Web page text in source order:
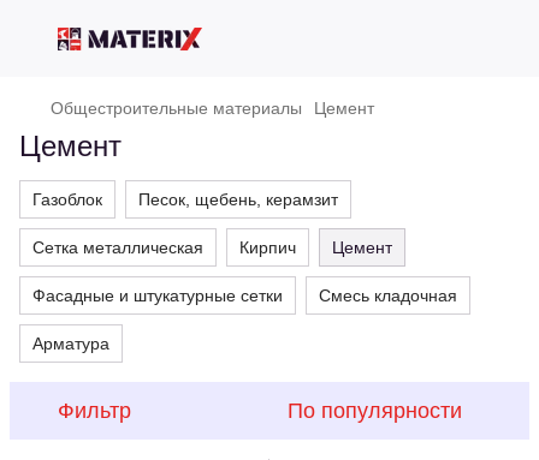
Общестроительные материалы Цемент
Цемент
Газоблок Песок, щебень, керамзит
Сетка металлическая Кирпич Цемент
Фасадные и штукатурные сетки Смесь кладочная
Арматура
Фильтр По популярности